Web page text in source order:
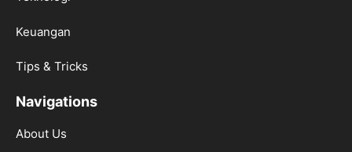
Keuangan
Tips & Tricks
Navigations
About Us